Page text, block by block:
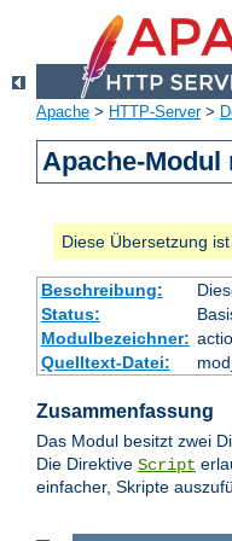
Apache > HTTP-Server>
Apache-Modul
Diese Übersetzung
Beschreibung:
Status:
Modulbezeichner:
Quelltext-Datei:
Zusammenfassung
Das Modul besitzt zwei
Die Direktive Script
einfacher, Skripte